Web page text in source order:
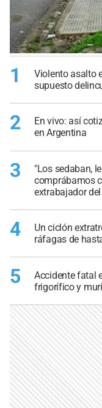
1
Violento asalto
supuesto
2
En vivo: así
en Argentina
3
"Los sedaban,
comprábamos
extrabajador
4
Un ciclón
ráfagas de
5
Accidente fatal
frigorífico y